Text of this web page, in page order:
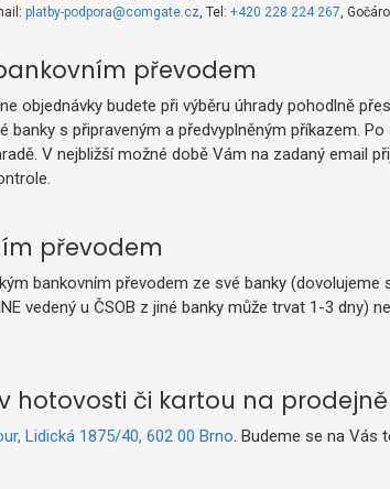
platby-podpora@comgate.cz, Tel: +420 228 224 267,
převodem
objednávky budete při výběru úhrady pohodlně
banky s připraveným a předvyplněným příkazem.
V nejbližší možné době Vám na zadaný email
převodem
bankovním převodem ze své banky (dovolujeme
vedený u ČSOB z jiné banky může trvat 1-3 dny)
hotovosti či kartou na prodejně
Lidická 1875/40, 602 00 Brno. Budeme se na Vás